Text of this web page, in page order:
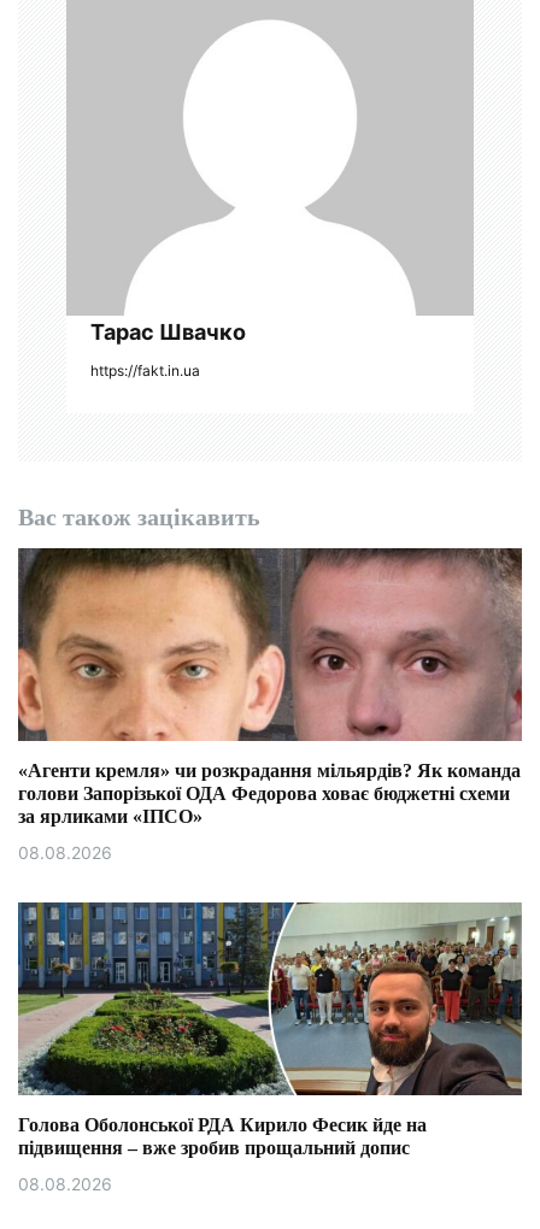
Тарас Швачко
https://fakt.in.ua
Вас також зацікавить
«Агенти кремля» чи розкрадання мільярдів? Як команда
голови Запорізької ОДА Федорова ховає бюджетні схеми
за ярликами «ІПСО»
08.08.2026
Голова Оболонської РДА Кирило Фесик йде на
підвищення – вже зробив прощальний допис
08.08.2026